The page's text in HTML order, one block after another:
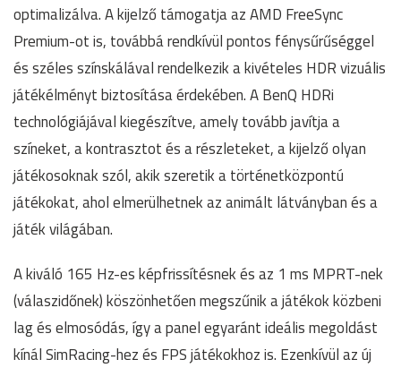
optimalizálva. A kijelző támogatja az AMD FreeSync
Premium-ot is, továbbá rendkívül pontos fénysűrűséggel
és széles színskálával rendelkezik a kivételes HDR vizuális
játékélményt biztosítása érdekében. A BenQ HDRi
technológiájával kiegészítve, amely tovább javítja a
színeket, a kontrasztot és a részleteket, a kijelző olyan
játékosoknak szól, akik szeretik a történetközpontú
játékokat, ahol elmerülhetnek az animált látványban és a
játék világában.
A kiváló 165 Hz-es képfrissítésnek és az 1 ms MPRT-nek
(válaszidőnek) köszönhetően megszűnik a játékok közbeni
lag és elmosódás, így a panel egyaránt ideális megoldást
kínál SimRacing-hez és FPS játékokhoz is. Ezenkívül az új